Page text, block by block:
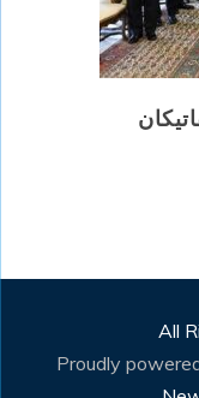
All
Proudly